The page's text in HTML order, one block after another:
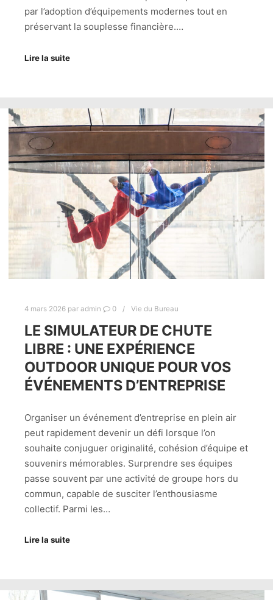
par l’adoption d’équipements modernes tout en
préservant la souplesse financière.…
Lire la suite
4 mars 2026 par admin 0 Vie du Bureau
LE SIMULATEUR DE CHUTE
LIBRE : UNE EXPÉRIENCE
OUTDOOR UNIQUE POUR VOS
ÉVÉNEMENTS D’ENTREPRISE
Organiser un événement d’entreprise en plein air
peut rapidement devenir un défi lorsque l’on
souhaite conjuguer originalité, cohésion d’équipe et
souvenirs mémorables. Surprendre ses équipes
passe souvent par une activité de groupe hors du
commun, capable de susciter l’enthousiasme
collectif. Parmi les…
Lire la suite